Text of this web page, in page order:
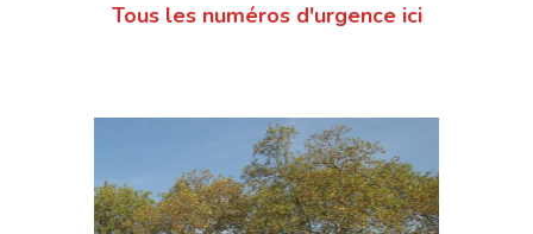
Tous les numéros d'urgence ici